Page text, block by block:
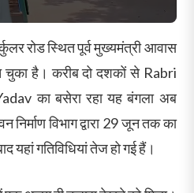
रोड स्थित पूर्व मुख्यमंत्री आवास
है। करीब दो दशकों से Rabri
का बसेरा रहा यह बंगला अब
विभाग द्वारा 29 जून तक का
यहां गतिविधियां तेज हो गई हैं।